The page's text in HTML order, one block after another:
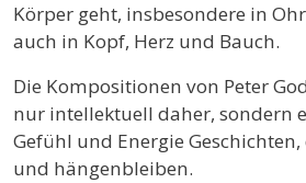
Körper geht, insbesondere in
auch in Kopf, Herz und Bauch.
Die Kompositionen von Peter
nur intellektuell daher, sondern
Gefühl und Energie
und hängenbleiben.